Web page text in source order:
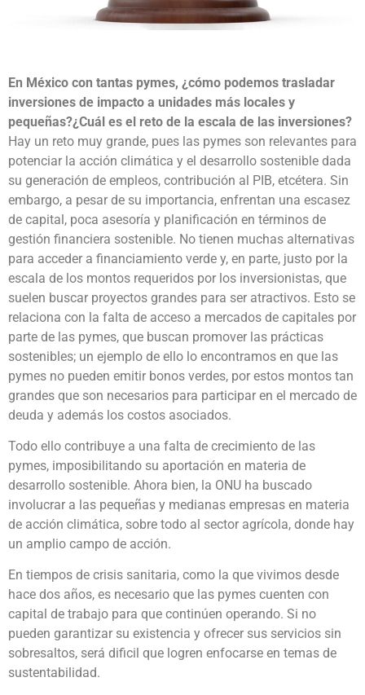
En México con tantas pymes, ¿cómo podemos trasladar
inversiones de impacto a unidades más locales y
pequeñas?¿Cuál es el reto de la escala de las inversiones?
Hay un reto muy grande, pues las pymes son relevantes para
potenciar la acción climática y el desarrollo sostenible dada
su generación de empleos, contribución al PIB, etcétera. Sin
embargo, a pesar de su importancia, enfrentan una escasez
de capital, poca asesoría y planificación en términos de
gestión financiera sostenible. No tienen muchas alternativas
para acceder a financiamiento verde y, en parte, justo por la
escala de los montos requeridos por los inversionistas, que
suelen buscar proyectos grandes para ser atractivos. Esto se
relaciona con la falta de acceso a mercados de capitales por
parte de las pymes, que buscan promover las prácticas
sostenibles; un ejemplo de ello lo encontramos en que las
pymes no pueden emitir bonos verdes, por estos montos tan
grandes que son necesarios para participar en el mercado de
deuda y además los costos asociados.
Todo ello contribuye a una falta de crecimiento de las
pymes, imposibilitando su aportación en materia de
desarrollo sostenible. Ahora bien, la ONU ha buscado
involucrar a las pequeñas y medianas empresas en materia
de acción climática, sobre todo al sector agrícola, donde hay
un amplio campo de acción.
En tiempos de crisis sanitaria, como la que vivimos desde
hace dos años, es necesario que las pymes cuenten con
capital de trabajo para que continúen operando. Si no
pueden garantizar su existencia y ofrecer sus servicios sin
sobresaltos, será dificil que logren enfocarse en temas de
sustentabilidad.